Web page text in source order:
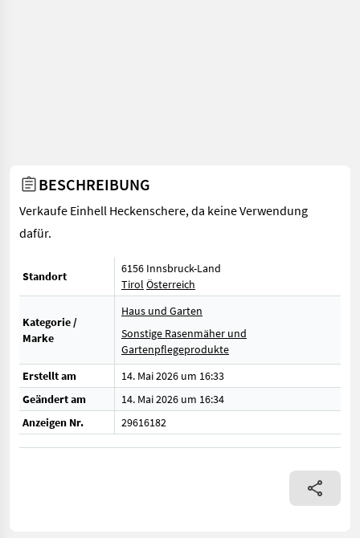
BESCHREIBUNG
Verkaufe Einhell Heckenschere, da keine Verwendung
dafür.
Standort
6156 Innsbruck-Land
Tirol Österreich
Kategorie /
Marke
Haus und Garten
Sonstige Rasenmäher und
Gartenpflegeprodukte
Erstellt am
14. Mai 2026 um 16:33
Geändert am
14. Mai 2026 um 16:34
Anzeigen Nr.
29616182